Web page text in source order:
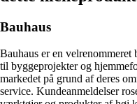
Bauhaus
Bauhaus er en
til byggeprojekter og
markedet på grund af deres
service. Kundeanmeldelser